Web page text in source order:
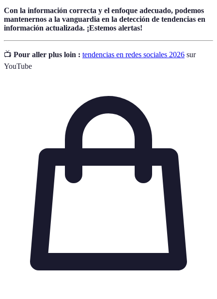
Con la información correcta y el enfoque adecuado, podemos
mantenernos a la vanguardia en la detección de tendencias en
información actualizada. ¡Estemos alertas!
📺 Pour aller plus loin : tendencias en redes sociales 2026 sur
YouTube